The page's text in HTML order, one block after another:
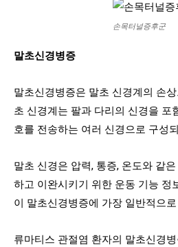
손목터널증후군
말초신경병증
말초신경병증은 말초 신경계의 손
초 신경계는 팔과 다리의 신경을 포
호를 전송하는 여러 신경으로 구성
말초 신경은 압력, 통증, 온도와 같
하고 이완시키기 위한 운동 기능 정
이 말초신경병증에 가장 일반적으
류마티스 관절염 환자의 말초신경